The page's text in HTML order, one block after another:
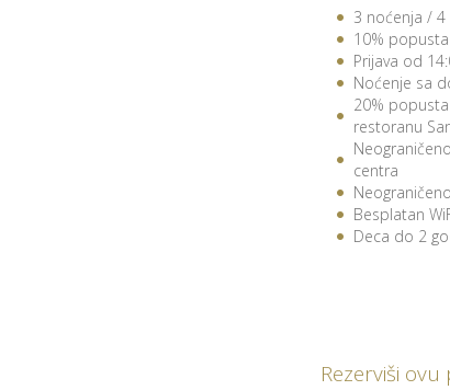
3 noćenja /
10%
Prijava od
Noćenje sa
20%
restoranu
centra
Besplatan
Deca do 2
Rezerviši